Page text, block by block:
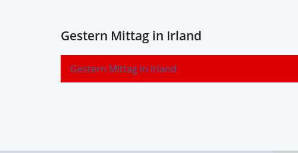
Gestern Mittag in Irland
Gestern Mittag in Irland